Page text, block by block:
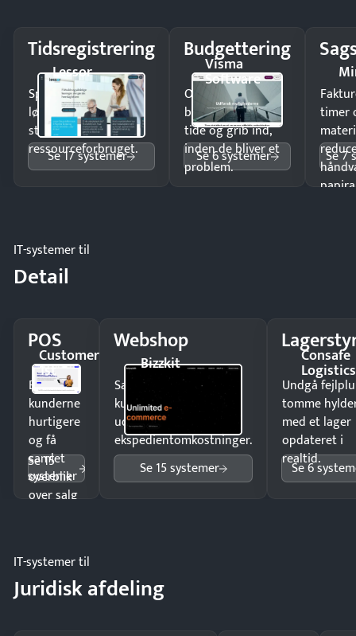
Tidsregistrering
Lessor
Spar tid på
lønberegning og få
styr på
ressourceforbruget.
Se 17 systemer
Budgettering
Visma
Software
Opdag
budgetafvigelser i
tide og grib ind,
inden de bliver et
problem.
Se 6 systemer
timer
Se 7
IT-systemer til
Detail
POS
Customer
1st
Ekspedér
kunderne
hurtigere
og få
samlet
overblik
over salg
Se 15
systemer
Webshop
Bizzkit
Sælg produkter 24/7 til
kunder i hele landet
uden
ekspedientomkostninger.
Se 15 systemer
Consafe
Logistics
Undgå
tomme
med et lager
opdateret i
realtid.
Se 6
IT-systemer til
Juridisk afdeling